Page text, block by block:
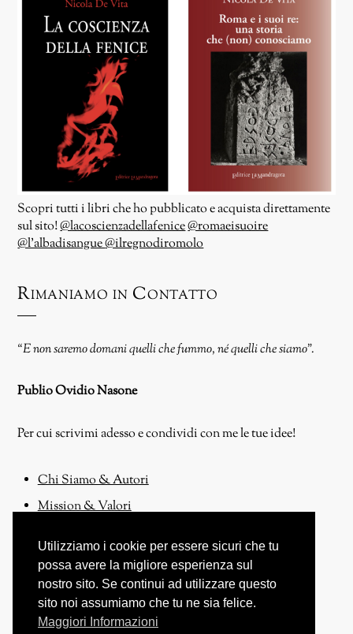
Scopri tutti i libri che ho pubblicato e acquista direttamente
sul sito!@lacoscienzadellafenice@romaeisuoire
@l’albadisangue@ilregnodiromolo
Rimaniamo in Contatto
“E non saremo domani quelli che fummo, né quelli che siamo”.
Publio Ovidio Nasone
Per cui scrivimi adesso e condividi con me le tue idee!
Chi Siamo & Autori
Mission & Valori
Proponi un Articolo!
Utilizziamo i cookie per essere sicuri che tu
possa avere la migliore esperienza sul
nostro sito. Se continui ad utilizzare questo
sito noi assumiamo che tu ne sia felice.
Maggiori Informazioni